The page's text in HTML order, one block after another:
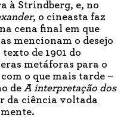
à Strindberg, e, no
, o cineasta faz
cena final em que
mencionam o desejo
texto de 1901 do
metáforas para o
o que mais tarde –
de A interpretação dos
da ciência voltada